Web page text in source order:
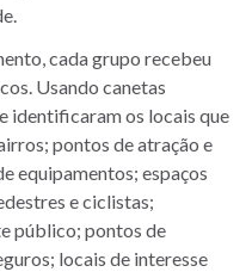
cada grupo recebeu
Usando canetas
identificaram os locais que
pontos de atração e
equipamentos; espaços
e ciclistas;
público; pontos de
locais de interesse